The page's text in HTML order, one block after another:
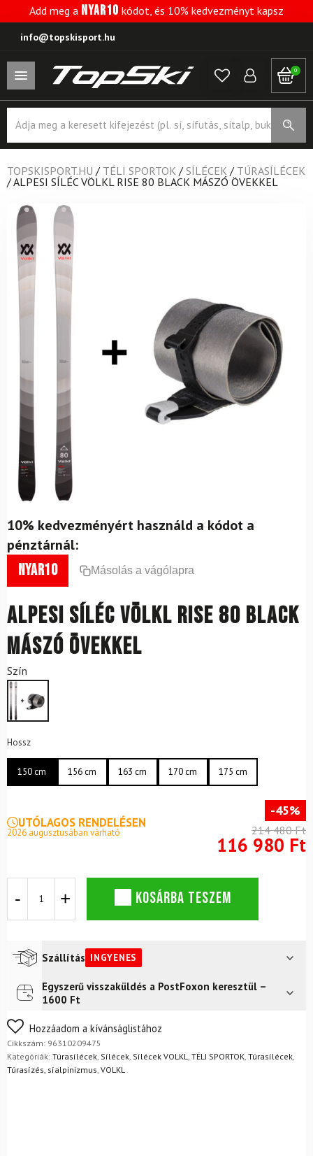
Add meg a NYAR10 kódot, és 10% kedvezményt kapsz
info@topskisport.hu
0
search
TOPSKISPORT.HU / TÉLI SPORTOK / SÍLÉCEK / TÚRASÍLÉCEK
/ALPESI SÍLÉC VÖLKL RISE 80 BLACK MÁSZÓ ÖVEKKEL
10% kedvezményért használd a kódot a
pénztárnál:
nyar10 Másolás a vágólapra
Alpesi síléc VÖLKL Rise 80 Black
mászó övekkel
Szín
Hossz
150 cm 156 cm 163 cm 170 cm 175 cm
UTÓLAGOS RENDELÉSEN
2026 augusztusában várható
-45%
214 480 Ft
116 980 Ft
síléc
Black
mászó
övekkel
mennyiség
KOSÁRBA TESZEM
Szállítás INGYENES
Futár a címreIngyenes
Egyszerű visszaküldés a PostFoxon keresztül –
1600 Ft
Nem biztos a választásában? Semmi gond – a terméket
egyszerűen visszaküldheti 14 napon belül, indoklás nélkül.
Mik a visszaküldés feltételei?
Hozzáadom a kívánságlistához
Cikkszám: 96310209475
Kategóriák: Túrasílécek Sílécek Sílécek VOLKL TÉLI SPORTOK Túrasílécek
Túrasízés, síalpinizmus VOLKL